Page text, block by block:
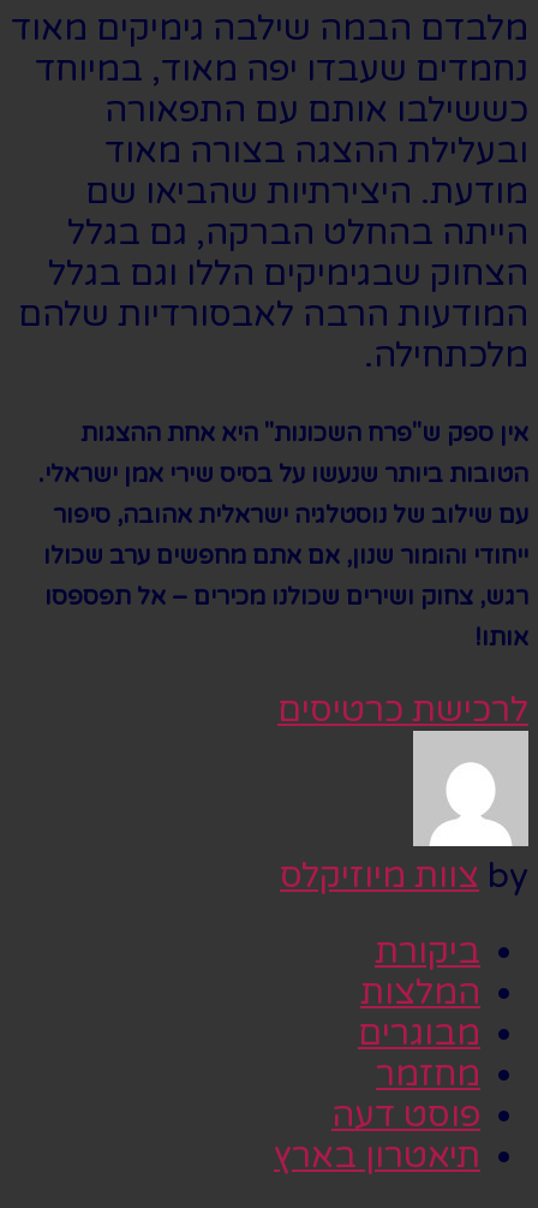
מלבדם הבמה שילבה גימיקים מאוד
נחמדים שעבדו יפה מאוד, במיוחד
כששילבו אותם עם התפאורה
ובעלילת ההצגה בצורה מאוד
מודעת. היצירתיות שהביאו שם
הייתה בהחלט הברקה, גם בגלל
הצחוק שבגימיקים הללו וגם בגלל
המודעות הרבה לאבסורדיות שלהם
מלכתחילה.
אין ספק ש"פרח השכונות" היא אחת ההצגות
הטובות ביותר שנעשו על בסיס שירי אמן ישראלי.
עם שילוב של נוסטלגיה ישראלית אהובה, סיפור
ייחודי והומור שנון, אם אתם מחפשים ערב שכולו
רגש, צחוק ושירים שכולנו מכירים – אל תפספסו
אותו!
לרכישת כרטיסים
by צוות מיוזיקלס
ביקורת
המלצות
מבוגרים
מחזמר
פוסט דעה
תיאטרון בארץ